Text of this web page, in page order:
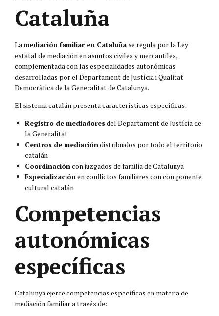
Cataluña
Lamediación familiar en Cataluña se regula por la Ley
estatal de mediación en asuntos civiles y mercantiles,
complementada con las especialidades autonómicas
desarrolladas por el Departament de Justícia i Qualitat
Democràtica de la Generalitat de Catalunya.
El sistema catalán presenta características específicas:
Registro de mediadores del Departament de Justícia de
la Generalitat
Centros de mediacióndistribuidos por todo el territorio
catalán
Coordinacióncon juzgados de familia de Catalunya
Especializaciónen conflictos familiares con componente
cultural catalán
Competencias
autonómicas
específicas
Catalunya ejerce competencias específicas en materia de
mediación familiar a través de: